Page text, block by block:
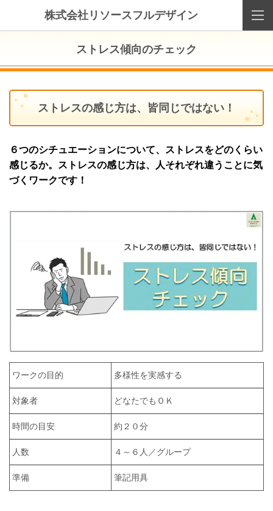
株式会社リソースフルデザイン
ストレス傾向のチェック
ストレスの感じ方は、皆同じではない！
６つのシチュエーションについて、ストレスをどのくらい
感じるか。ストレスの感じ方は、人それぞれ違うことに気
づくワークです！
ワークの目的 多様性を実感する
対象者 どなたでもＯＫ
時間の目安 約２０分
人数 ４～６人／グループ
準備 筆記用具